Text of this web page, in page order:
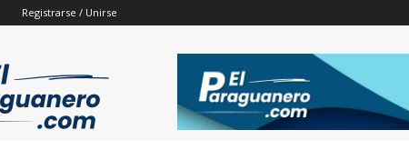
Registrarse / Unirse